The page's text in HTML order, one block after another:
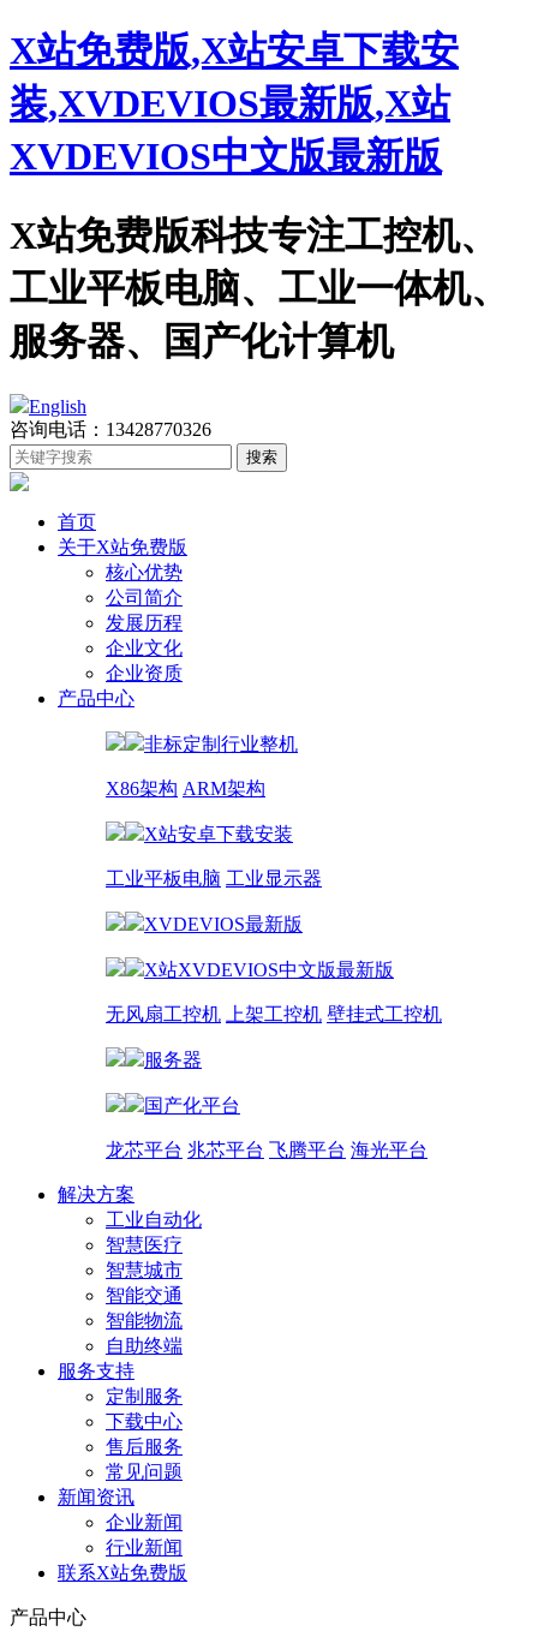
X站免费版,X站安卓下载安
装,XVDEVIOS最新版,X站
XVDEVIOS中文版最新版
X站免费版科技专注工控机、
工业平板电脑、工业一体机、
服务器、国产化计算机
English
咨询电话：13428770326
首页
关于X站免费版
核心优势
公司简介
发展历程
企业文化
企业资质
产品中心
非标定制行业整机
X86架构 ARM架构
X站安卓下载安装
工业平板电脑 工业显示器
XVDEVIOS最新版
X站XVDEVIOS中文版最新版
无风扇工控机 上架工控机 壁挂式工控机
服务器
国产化平台
龙芯平台 兆芯平台 飞腾平台 海光平台
解决方案
工业自动化
智慧医疗
智慧城市
智能交通
智能物流
自助终端
服务支持
定制服务
下载中心
售后服务
常见问题
新闻资讯
企业新闻
行业新闻
联系X站免费版
产品中心